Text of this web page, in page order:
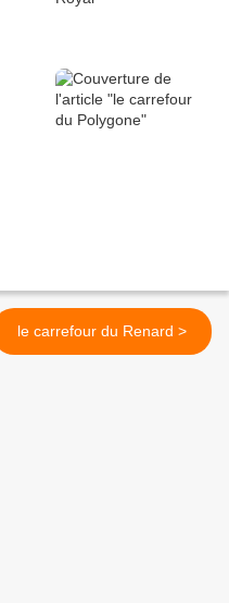
le carrefour du Renard >